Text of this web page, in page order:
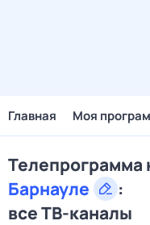
Главная Моя
Телепрограмма
Барнауле
:
все ТВ-каналы